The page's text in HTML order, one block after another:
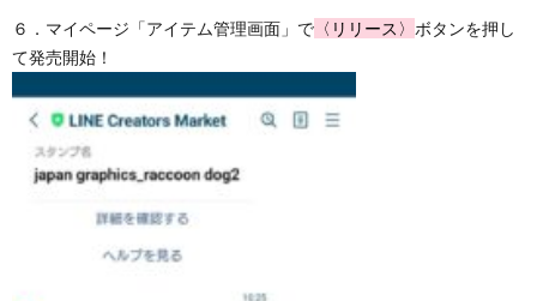
６．マイページ「アイテム管理画面」で 〈リリース〉 ボタンを押し
て発売開始！